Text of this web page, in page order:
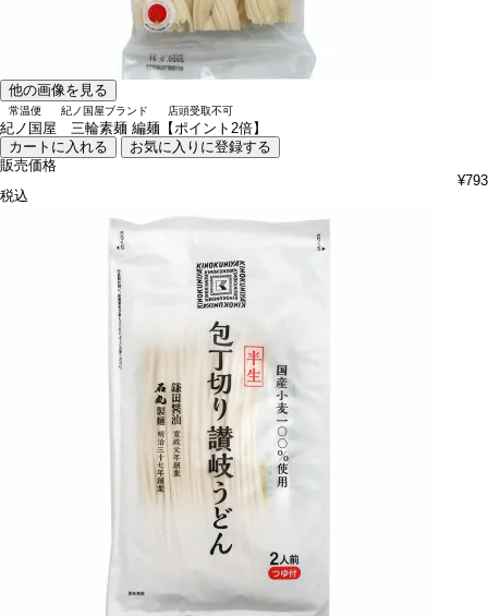
他の画像を見る
常温便 紀ノ国屋ブランド 店頭受取不可
紀ノ国屋 三輪素麺 編麺【ポイント2倍】
カートに入れる
お気に入りに登録する
販売価格
¥793
税込